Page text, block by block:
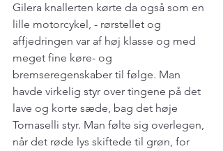
Gilera knallerten kørte da også som en
lille motorcykel, - rørstellet og
affjedringen var af høj klasse og med
meget fine køre- og
bremseregenskaber til følge. Man
havde virkelig styr over tingene på det
lave og korte sæde, bag det høje
Tomaselli styr. Man følte sig overlegen,
når det røde lys skiftede til grøn, for